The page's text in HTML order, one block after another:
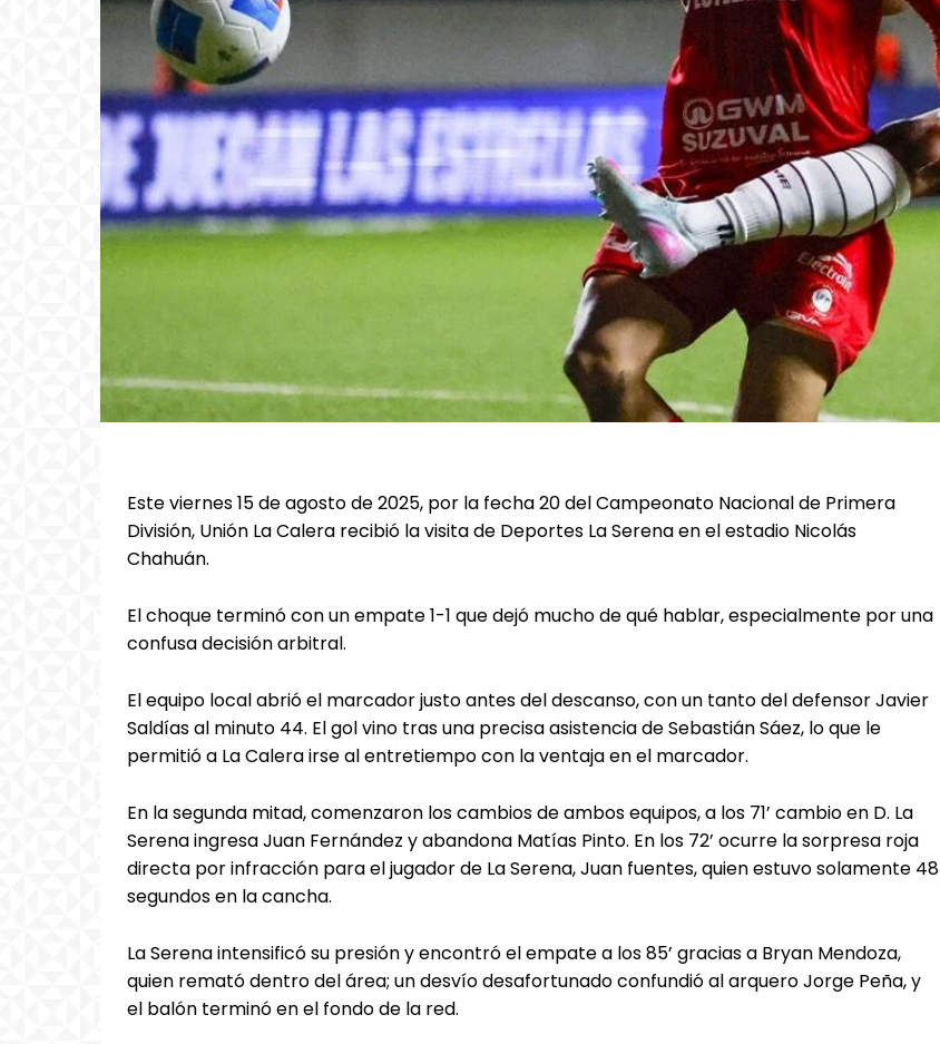
Este viernes 15 de agosto de 2025, por la fecha 20 del Campeonato Nacional de Primera
División, Unión La Calera recibió la visita de Deportes La Serena en el estadio Nicolás
Chahuán.
El choque terminó con un empate 1-1 que dejó mucho de qué hablar, especialmente por una
confusa decisión arbitral.
El equipo local abrió el marcador justo antes del descanso, con un tanto del defensor Javier
Saldías al minuto 44. El gol vino tras una precisa asistencia de Sebastián Sáez, lo que le
permitió a La Calera irse al entretiempo con la ventaja en el marcador.
En la segunda mitad, comenzaron los cambios de ambos equipos, a los 71’ cambio en D. La
Serena ingresa Juan Fernández y abandona Matías Pinto. En los 72’ ocurre la sorpresa roja
directa por infracción para el jugador de La Serena, Juan fuentes, quien estuvo solamente 48
segundos en la cancha.
La Serena intensificó su presión y encontró el empate a los 85’ gracias a Bryan Mendoza,
quien remató dentro del área; un desvío desafortunado confundió al arquero Jorge Peña, y
el balón terminó en el fondo de la red.